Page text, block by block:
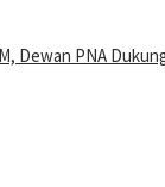
Dewan PNA